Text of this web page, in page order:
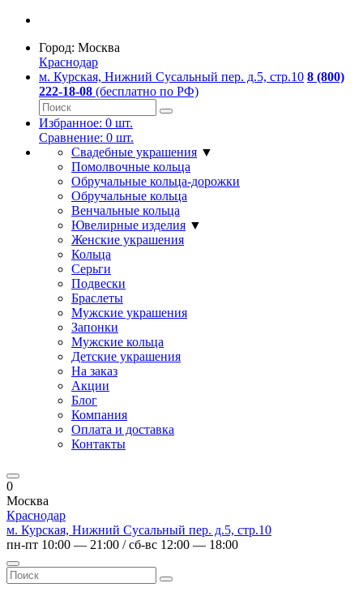
Город: Москва
Краснодар
м. Курская, Нижний Сусальный пер. д.5, стр.10 8 (800)
222-18-08 (бесплатно по РФ)
Избранное: 0 шт.
Сравнение: 0 шт.
Свадебные украшения ▼
Помолвочные кольца
Обручальные кольца-дорожки
Обручальные кольца
Венчальные кольца
Ювелирные изделия ▼
Женские украшения
Кольца
Серьги
Подвески
Браслеты
Мужские украшения
Запонки
Мужские кольца
Детские украшения
На заказ
Акции
Блог
Компания
Оплата и доставка
Контакты
0
Москва
Краснодар
м. Курская, Нижний Сусальный пер. д.5, стр.10
пн-пт 10:00 — 21:00 / сб-вс 12:00 — 18:00